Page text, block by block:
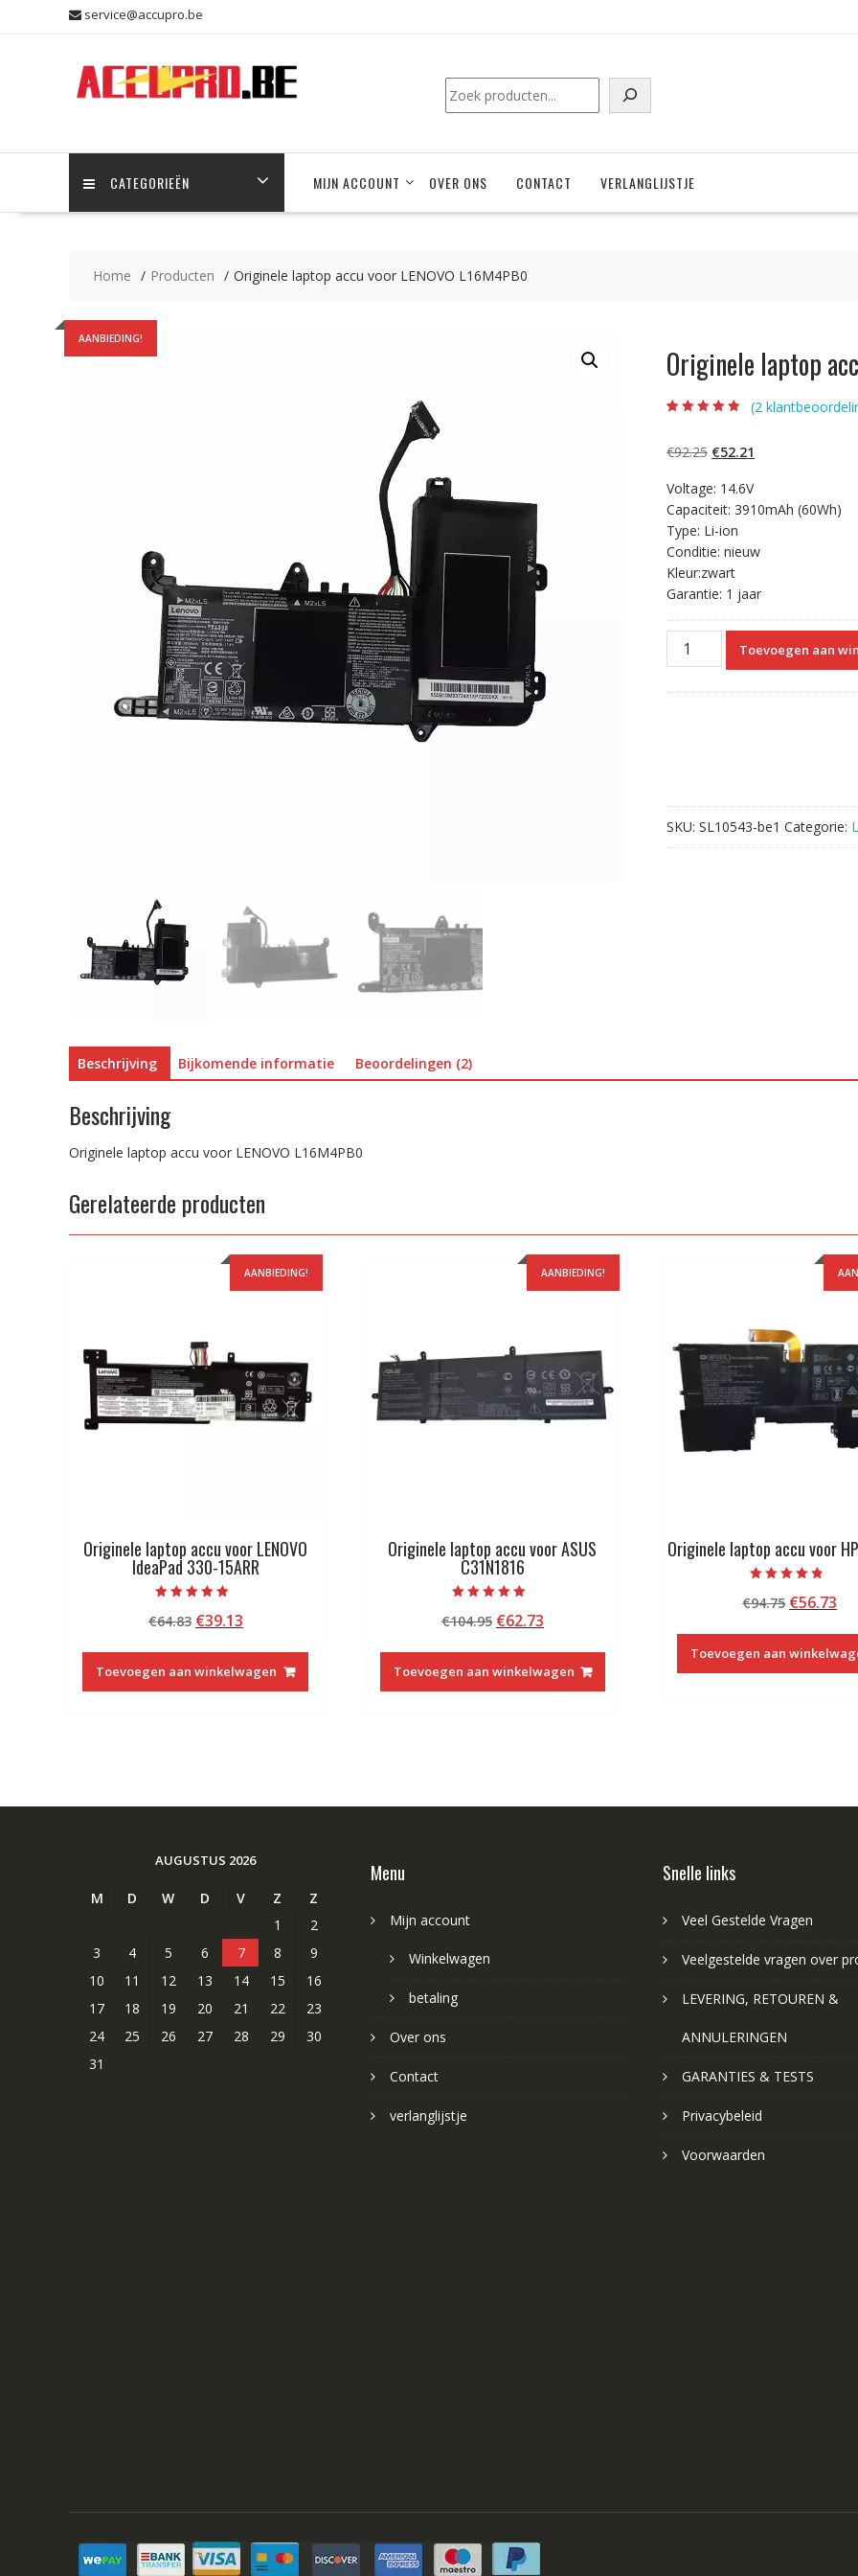
service@accupro.be
Zoeken
CATEGORIEËN MIJN ACCOUNT OVER ONS CONTACT VERLANGLIJSTJE
Home Producten Originele laptop accu voor LENOVO L16M4PB0
AANBIEDING!
Originele laptop
gebaseerd op
klantbeoordelinge
(2
€92.25 Oorspronkelijke
was:
€92.25.
€52.21
€52.21.
Voltage: 14.6V
Capaciteit: 3910mAh (60Wh)
Type: Li-ion
Conditie: nieuw
Kleur:zwart
Garantie: 1 jaar
Originele
laptop
Toevoegen aan
SKU: SL10543-be1 Categorie:
Beschrijving Bijkomende informatie Beoordelingen (2)
Beschrijving
Originele laptop accu voor LENOVO L16M4PB0
Gerelateerde producten
AANBIEDING!
Originele laptop accu voor LENOVO
IdeaPad 330-15ARR
5.00
van 5
€64.83 Oorspronkelijke
was:
€64.83.
€39.13Huidige
€39.13.
Toevoegen aan winkelwagen
AANBIEDING!
Originele laptop accu voor ASUS
C31N1816
met
4.50
€104.95 Oorspronkelijke
was:
€104.95.
€62.73Huidige
€62.73.
Toevoegen aan winkelwagen
Originele laptop accu voor
met
4.50
€94.75
was:
€94.75.
€56.73
Toevoegen aan
AUGUSTUS 2026
M D W D V Z
Z
1
2
3
4 5 6 7 8
9
10
11 12 13 14 15
16
17
18 19 20 21 22
23
24
25 26 27 28 29
30
31
Menu
Mijn account
Winkelwagen
betaling
Over ons
Contact
verlanglijstje
Snelle links
Veel Gestelde Vragen
Veelgestelde vragen over
LEVERING, RETOUREN &
ANNULERINGEN
GARANTIES & TESTS
Privacybeleid
Voorwaarden